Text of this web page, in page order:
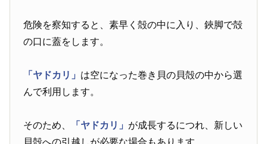
危険を察知すると、素早く殻の中に入り、鋏脚で殻
の口に蓋をします。
「ヤドカリ」 は空になった巻き貝の貝殻の中から選
んで利用します。
そのため、 「ヤドカリ」 が成長するにつれ、新しい